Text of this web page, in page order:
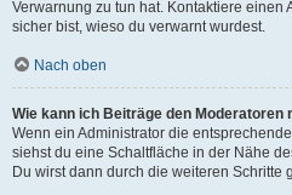
Verwarnung zu tun hat. Kontaktiere einen
sicher bist, wieso du verwarnt wurdest.
Nach oben
Wie kann ich Beiträge den Moderatoren
Wenn ein Administrator die
siehst du eine Schaltfläche in der Nähe
Du wirst dann durch die weiteren Schritte